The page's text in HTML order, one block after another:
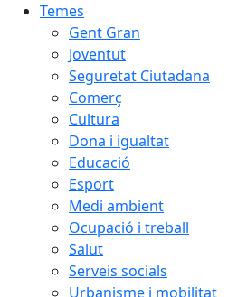
Temes
Gent Gran
Joventut
Seguretat Ciutadana
Comerç
Cultura
Dona i igualtat
Educació
Esport
Medi ambient
Ocupació i treball
Salut
Serveis socials
Urbanisme i mobilitat